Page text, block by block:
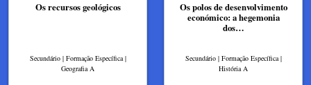
Os recursos geológicos
Secundário | Formação Específica |
Geografia A
Os polos de desenvolvimento
económico: a hegemonia
dos…
Secundário | Formação Específica |
História A